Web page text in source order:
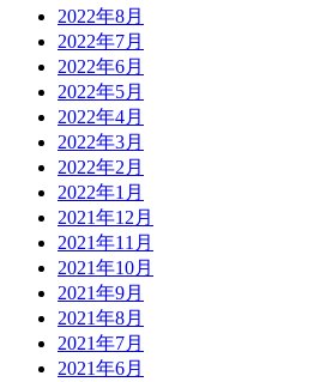
2022年8月
2022年7月
2022年6月
2022年5月
2022年4月
2022年3月
2022年2月
2022年1月
2021年12月
2021年11月
2021年10月
2021年9月
2021年8月
2021年7月
2021年6月